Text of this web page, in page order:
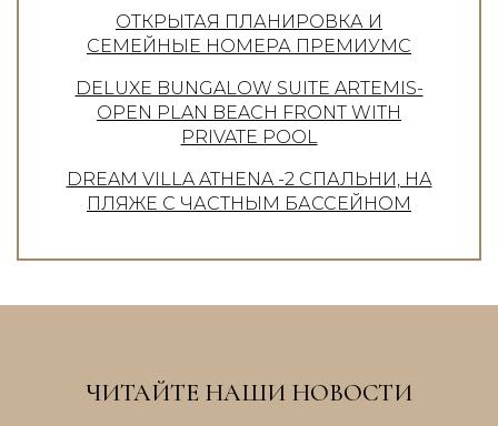
ОТКРЫТАЯ ПЛАНИРОВКА И
СЕМЕЙНЫЕ НОМЕРА ПРЕМИУМС
DELUXE BUNGALOW SUITE ARTEMIS-
OPEN PLAN BEACH FRONT WITH
PRIVATE POOL
DREAM VILLA ATHENA -2 СПАЛЬНИ, НА
ПЛЯЖЕ С ЧАСТНЫМ БАССЕЙНОМ
ЧИТАЙТЕ НАШИ НОВОСТИ